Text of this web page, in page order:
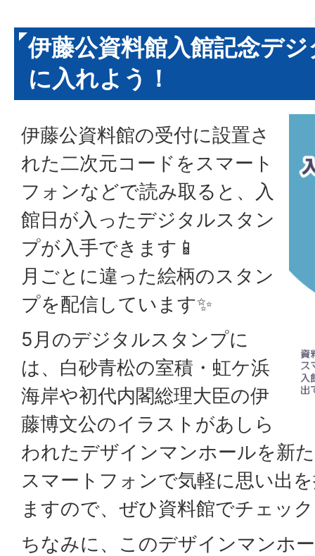
伊藤公資料館入館記念デ
に入れよう！
伊藤公資料館の受付に設置さ
れた二次元コードをスマート
フォンなどで読み取ると、入
館日が入ったデジタルスタン
プが入手できます📱
月ごとに違った絵柄のスタン
プを配信しています✨
5月のデジタルスタンプに
は、白砂青松の室積・虹ケ浜
海岸や初代内閣総理大臣の伊
藤博文公のイラストがあしら
われたデザインマンホールを新
スマートフォンで気軽に思い出
ますので、ぜひ資料館でチェッ
ちなみに、このデザインマンホ